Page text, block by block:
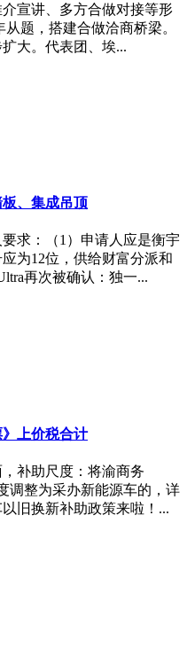
宣讲、多方合做对接等形
题，搭建合做洽商桥梁。
大。代表团、埃...
、集成吊顶
求：（1）申请人应是衡宇
为12位，供给财富分派和
再次被确认：独一...
上价税合计
补助尺度：将渝商务
调整为采办新能源车的，详
旧换新补助政策来啦！...